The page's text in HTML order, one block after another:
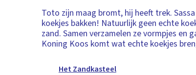
Toto zijn maag bromt, hij heeft trek.
koekjes bakken! Natuurlijk geen echte
zand. Samen verzamelen ze vormpjes en
Koning Koos komt wat echte koekjes
Het Zandkasteel